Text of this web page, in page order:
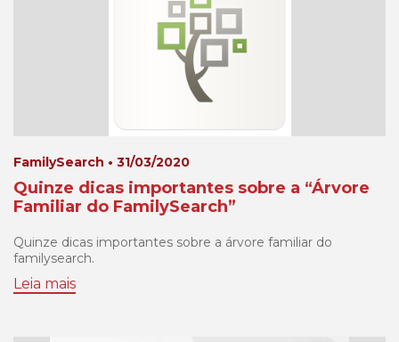
FamilySearch • 31/03/2020
Quinze dicas importantes sobre a “Árvore
Familiar do FamilySearch”
Quinze dicas importantes sobre a árvore familiar do
familysearch.
Leia mais